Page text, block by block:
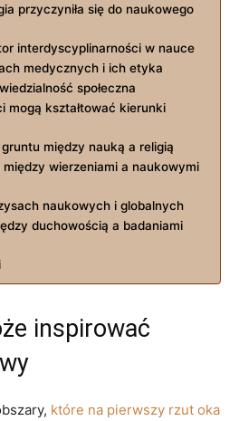
przyczyniła się do naukowego
interdyscyplinarności w nauce
medycznych i ich etyka
społeczna
mogą kształtować kierunki
między nauką a religią
wierzeniami a naukowymi
naukowych i globalnych
duchowością a badaniami
inspirować
które na pierwszy rzut oka